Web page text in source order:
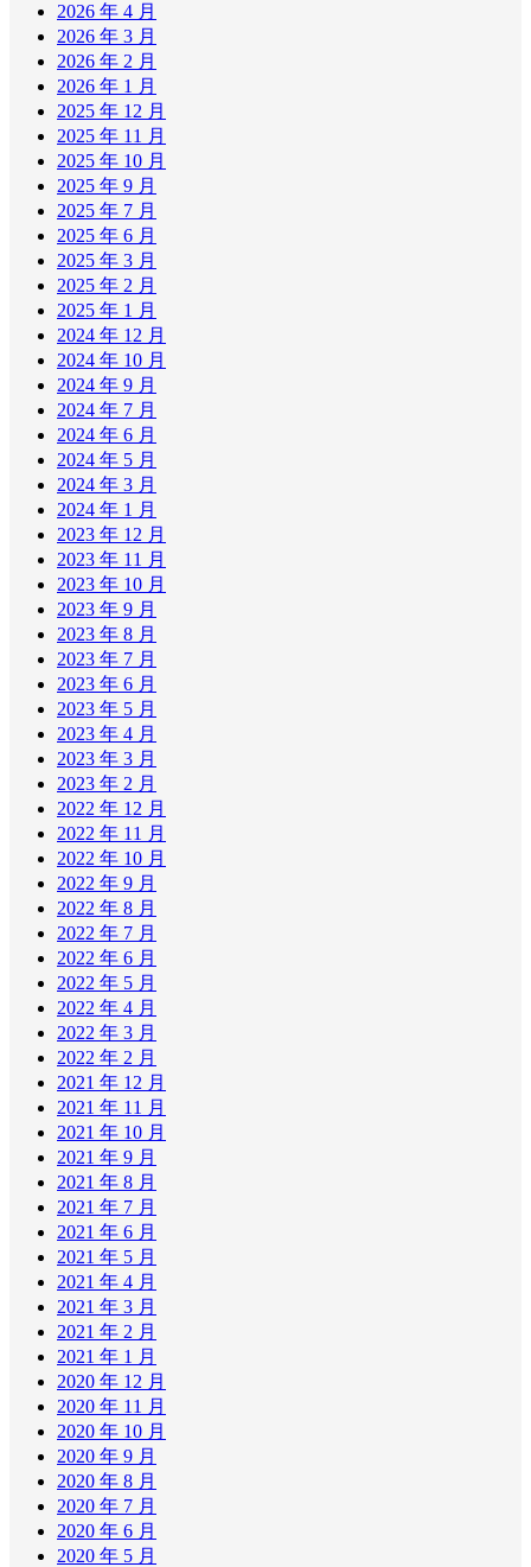
2026 年 4 月
2026 年 3 月
2026 年 2 月
2026 年 1 月
2025 年 12 月
2025 年 11 月
2025 年 10 月
2025 年 9 月
2025 年 7 月
2025 年 6 月
2025 年 3 月
2025 年 2 月
2025 年 1 月
2024 年 12 月
2024 年 10 月
2024 年 9 月
2024 年 7 月
2024 年 6 月
2024 年 5 月
2024 年 3 月
2024 年 1 月
2023 年 12 月
2023 年 11 月
2023 年 10 月
2023 年 9 月
2023 年 8 月
2023 年 7 月
2023 年 6 月
2023 年 5 月
2023 年 4 月
2023 年 3 月
2023 年 2 月
2022 年 12 月
2022 年 11 月
2022 年 10 月
2022 年 9 月
2022 年 8 月
2022 年 7 月
2022 年 6 月
2022 年 5 月
2022 年 4 月
2022 年 3 月
2022 年 2 月
2021 年 12 月
2021 年 11 月
2021 年 10 月
2021 年 9 月
2021 年 8 月
2021 年 7 月
2021 年 6 月
2021 年 5 月
2021 年 4 月
2021 年 3 月
2021 年 2 月
2021 年 1 月
2020 年 12 月
2020 年 11 月
2020 年 10 月
2020 年 9 月
2020 年 8 月
2020 年 7 月
2020 年 6 月
2020 年 5 月